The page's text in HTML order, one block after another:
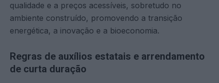
qualidade e a preços acessíveis, sobretudo no
ambiente construído, promovendo a transição
energética, a inovação e a bioeconomia.
Regras de auxílios estatais e arrendamento
de curta duração